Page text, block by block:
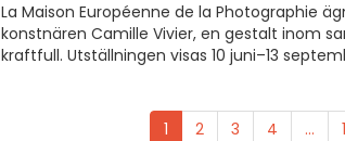
La Maison Européenne de la Photographie
konstnären Camille Vivier, en gestalt inom
kraftfull. Utställningen visas 10 juni–13
1 2 3 4 ...